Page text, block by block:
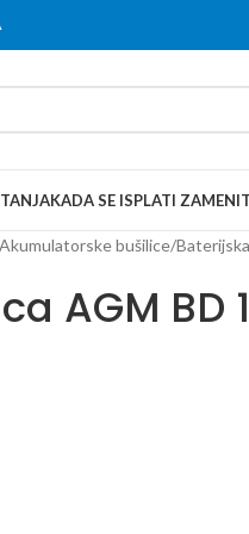
KADA SE ISPLATI
Akumulatorske bušilice
AGM BD